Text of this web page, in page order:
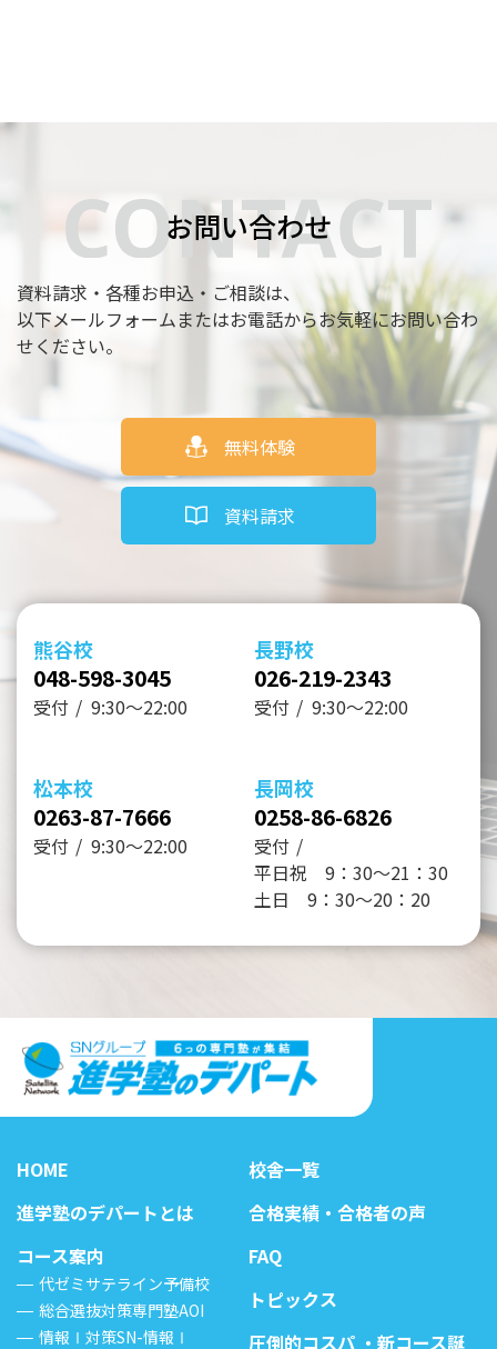
お問い合わせ
資料請求・各種お申込・ご相談は、
以下メールフォームまたはお電話からお気軽にお問い合わ
せください。
無料体験
資料請求
熊谷校
048-598-3045
受付 9:30～22:00
長野校
026-219-2343
受付 9:30～22:00
松本校
0263-87-7666
受付 9:30～22:00
長岡校
0258-86-6826
受付
平日祝 9：30～21：30
土日 9：30～20：20
HOME
進学塾のデパートとは
コース案内
代ゼミサテライン予備校
総合選抜対策専門塾AOI
情報Ⅰ対策SN-情報Ⅰ
校舎一覧
合格実績・合格者の声
FAQ
トピックス
圧倒的コスパ ・新コース誕